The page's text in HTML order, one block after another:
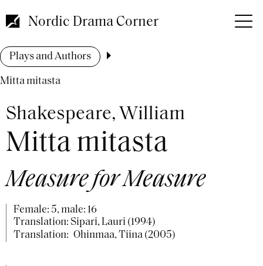
to
main
Nordic Drama Corner
Breadcrumb
Plays and Authors
Mitta mitasta
Shakespeare, William
Mitta mitasta
Measure for Measure
Female: 5, male: 16
Translation: Sipari, Lauri (1994)
Translation: Ohinmaa, Tiina (2005)